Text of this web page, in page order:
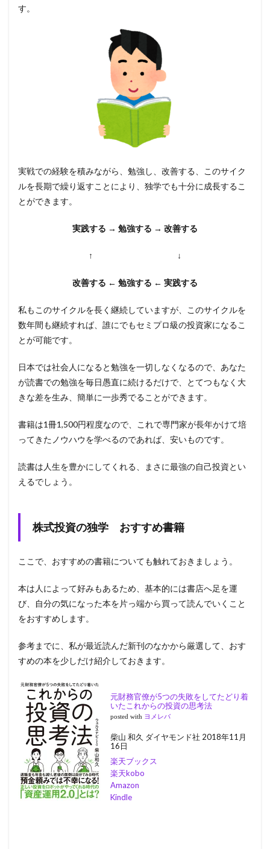
す。
実戦での経験を積みながら、勉強し、改善する、このサイク
ルを長期で繰り返すことにより、独学でも十分に成長するこ
とができます。
実践する → 勉強する → 改善する
↑ ↓
改善する ← 勉強する ← 実践する
私もこのサイクルを長く継続していますが、このサイクルを
数年間も継続すれば、誰にでもセミプロ級の投資家になるこ
とが可能です。
日本では社会人になると勉強を一切しなくなるので、あなた
が読書での勉強を毎日愚直に続けるだけで、とてつもなく大
きな差を生み、簡単に一歩秀でることができます。
書籍は1冊1,500円程度なので、これで専門家が長年かけて培
ってきたノウハウを学べるのであれば、安いものです。
読書は人生を豊かにしてくれる、まさに最強の自己投資とい
えるでしょう。
株式投資の独学 おすすめ書籍
ここで、おすすめの書籍についても触れておきましょう。
本は人によって好みもあるため、基本的には書店へ足を運
び、自分の気になった本を片っ端から買って読んでいくこと
をおすすめします。
参考までに、私が最近読んだ新刊のなかから厳選して、おす
すめの本を少しだけ紹介しておきます。
元財務官僚が5つの失敗をしてたどり着
いたこれからの投資の思考法
posted with ヨメレバ
柴山 和久 ダイヤモンド社 2018年11月
16日
楽天ブックス
楽天kobo
Amazon
Kindle